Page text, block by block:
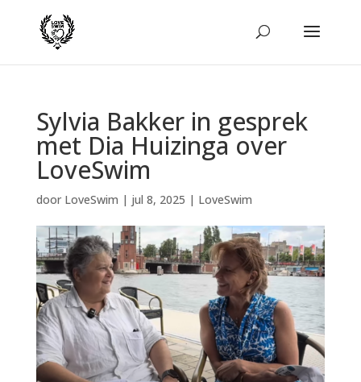
Sylvia Bakker in gesprek
met Dia Huizinga over
LoveSwim
door LoveSwim | jul 8, 2025 | LoveSwim